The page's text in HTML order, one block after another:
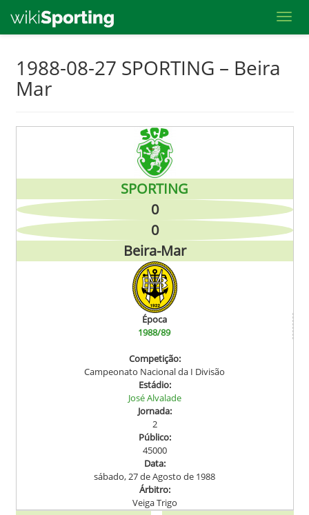
main
1988-08-27 SPORTING – Beira
Mar
SPORTING
0
0
Beira-Mar
Época
1988/89
Competição:
Campeonato Nacional da I Divisão
Estádio:
José Alvalade
Jornada:
2
Público:
45000
Data:
sábado, 27 de Agosto de 1988
Árbitro:
Veiga Trigo